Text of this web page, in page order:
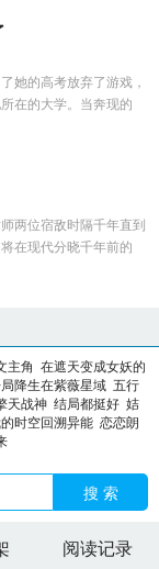
她的高考放弃了游戏，
在的大学。当奔现的
两位宿敌时隔千年直到
在现代分晓千年前的
主角 在遮天变成女妖的
降生在紫薇星域 五行
天战神 结局都挺好 姞
时空回溯异能 恋恋朗
搜 索
阅读记录